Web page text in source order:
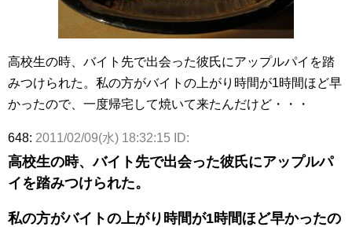
高校生の時、バイト先で出会った彼氏にアップルパイを踏
みつけられた。私の方がバイトの上がり時間が1時間ほど早
かったので、一度帰宅して焼いて来たんだけど・・・
648: 2011/02/09(水) 18:32:15 ID:
高校生の時、バイト先で出会った彼氏にアップルパ
イを踏みつけられた。
私の方がバイトの上がり時間が1時間ほど早かったの